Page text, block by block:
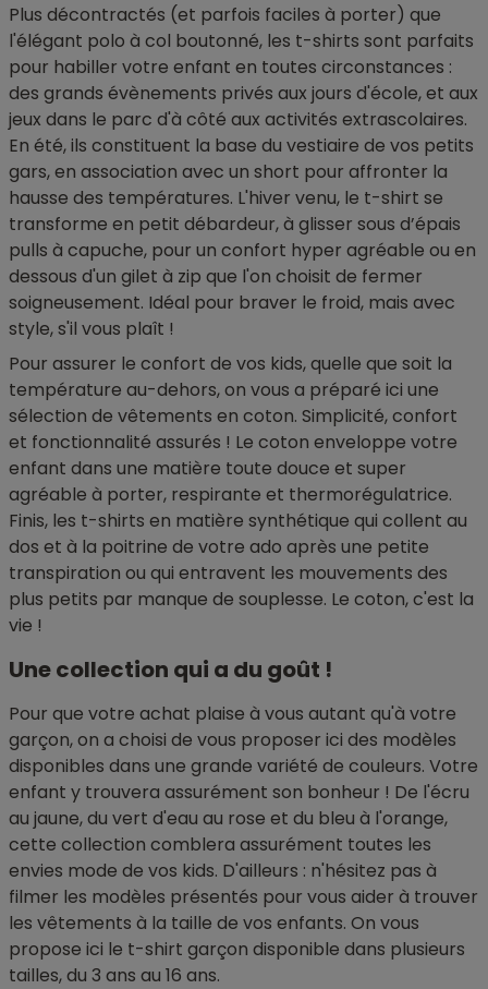
Plus décontractés (et parfois faciles à porter) que
l'élégant polo à col boutonné, les t-shirts sont parfaits
pour habiller votre enfant en toutes circonstances :
des grands évènements privés aux jours d'école, et aux
jeux dans le parc d'à côté aux activités extrascolaires.
En été, ils constituent la base du vestiaire de vos petits
gars, en association avec un short pour affronter la
hausse des températures. L'hiver venu, le t-shirt se
transforme en petit débardeur, à glisser sous d’épais
pulls à capuche, pour un confort hyper agréable ou en
dessous d'un gilet à zip que l'on choisit de fermer
soigneusement. Idéal pour braver le froid, mais avec
style, s'il vous plaît !
Pour assurer le confort de vos kids, quelle que soit la
température au-dehors, on vous a préparé ici une
sélection de vêtements en coton. Simplicité, confort
et fonctionnalité assurés ! Le coton enveloppe votre
enfant dans une matière toute douce et super
agréable à porter, respirante et thermorégulatrice.
Finis, les t-shirts en matière synthétique qui collent au
dos et à la poitrine de votre ado après une petite
transpiration ou qui entravent les mouvements des
plus petits par manque de souplesse. Le coton, c'est la
vie !
Une collection qui a du goût !
Pour que votre achat plaise à vous autant qu'à votre
garçon, on a choisi de vous proposer ici des modèles
disponibles dans une grande variété de couleurs. Votre
enfant y trouvera assurément son bonheur ! De l'écru
au jaune, du vert d'eau au rose et du bleu à l'orange,
cette collection comblera assurément toutes les
envies mode de vos kids. D'ailleurs : n'hésitez pas à
filmer les modèles présentés pour vous aider à trouver
les vêtements à la taille de vos enfants. On vous
propose ici le t-shirt garçon disponible dans plusieurs
tailles, du 3 ans au 16 ans.